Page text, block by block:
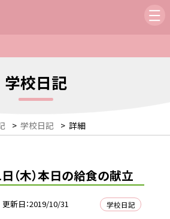
学校日記
> 学校日記 > 詳細
日（木）本日の給食の献立
更新日 2019/10/31 学校日記